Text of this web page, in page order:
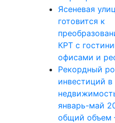
Ясеневая
готовится к
КРТ с
офисами и
Рекордный
инвестиций
январь-май
общий объем